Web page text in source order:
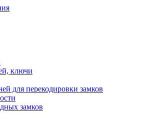
ключи
для перекодировки замков
замков